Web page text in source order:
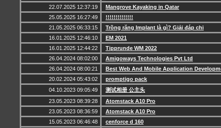
22.07.2025 12:37:19
Mangrove Kayaking in Qatar
25.05.2025 16:27:49
!!!!!!!!!!!!!!
21.05.2025 06:33:15
Trồng răng Implant là gì? Giải đáp chi
16.01.2025 12:46:10
EM 2021
16.01.2025 12:44:22
Tipprunde WM 2022
26.04.2024 08:02:00
Amigoways Technologies Pvt Ltd
26.04.2024 08:00:21
Best Web And Mobile Application
20.02.2024 05:43:02
promptigo pack
04.10.2023 09:05:49
测试相册 公主头
23.05.2023 08:39:28
Atomstack A10 Pro
23.05.2023 08:36:59
Atomstack A10 Pro
15.05.2023 06:46:48
cenforce d 160